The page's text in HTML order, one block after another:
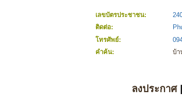
เลขบัตรประชาชน:
ติดต่อ:
โทรศัพย์:
คำค้น:
บ้า
ลงประกาศ|